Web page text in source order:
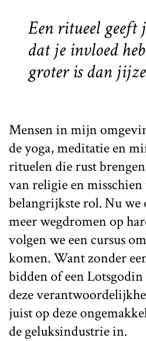
Een ritueel geeft
dat je invloed
groter is dan
Mensen in mijn
de yoga, meditatie en
rituelen die rust
van religie en misschien
belangrijkste rol. Nu we
meer wegdromen op
volgen we een cursus
komen. Want zonder
bidden of een
deze
juist op deze
de geluksindustrie in.